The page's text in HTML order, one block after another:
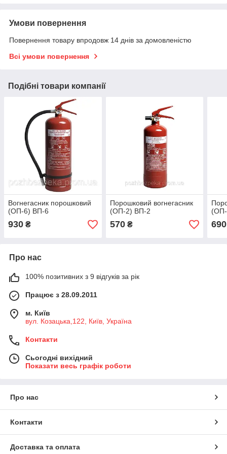
Умови повернення
Повернення товару впродовж 14 днів за домовленістю
Всі умови повернення
Подібні товари компанії
Вогнегасник порошковий
(ОП-6) ВП-6
930 ₴
Порошковий вогнегасник
(ОП-2) ВП-2
570₴ 690
Про нас
100% позитивних з 9 відгуків за рік
Працює з 28.09.2011
м. Київ
вул. Козацька,122, Київ, Україна
Контакти
Сьогодні вихідний
Показати весь графік роботи
Про нас
Контакти
Доставка та оплата